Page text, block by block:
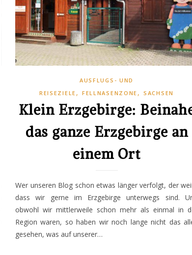
AUSFLUGS- UND
REISEZIELE , FELLNASENZONE ,SACHSEN
Klein Erzgebirge:
das ganze Erzgebirge an
einem Ort
Wer unseren Blog schon etwas länger verfolgt, der
dass wir gerne im Erzgebirge unterwegs sind.
obwohl wir mittlerweile schon mehr als einmal in
Region waren, so haben wir noch lange nicht das
gesehen, was auf unserer…